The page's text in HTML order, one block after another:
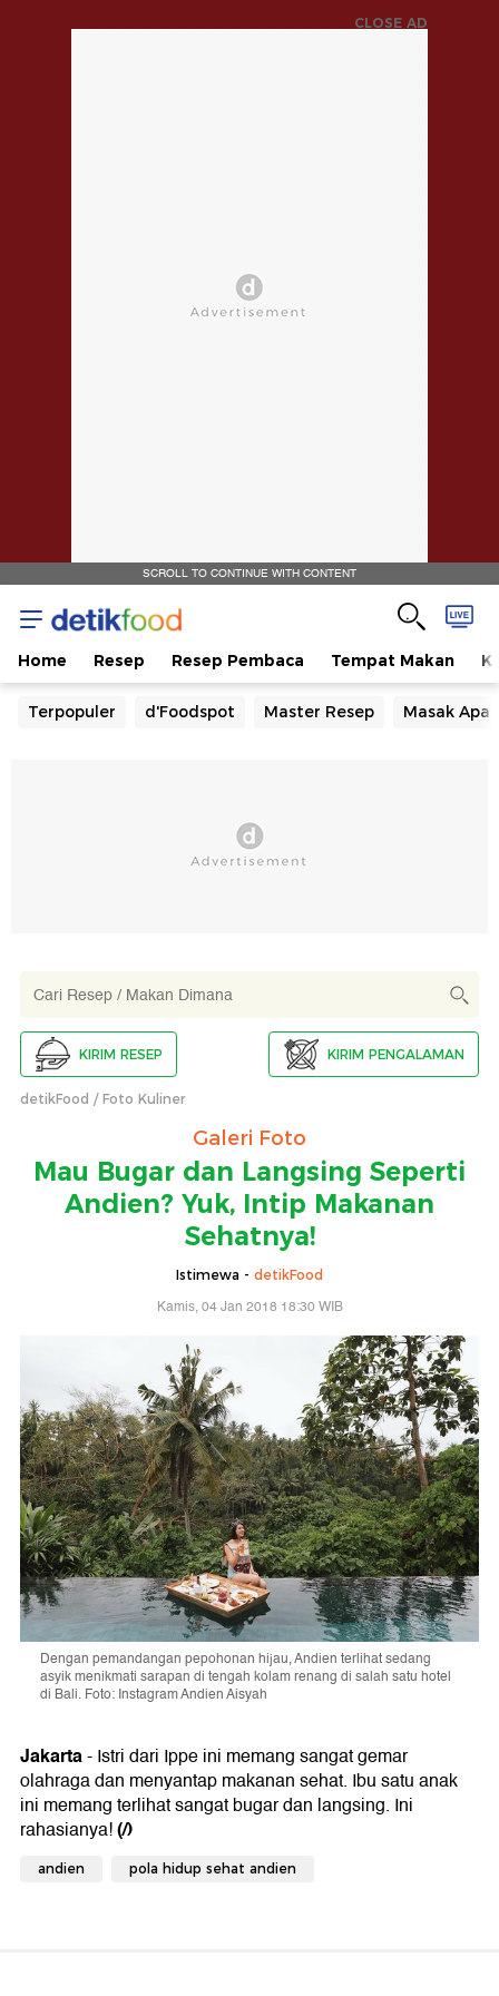
CLOSE AD
SCROLL TO CONTINUE WITH CONTENT
Home Resep Resep Pembaca Tempat Makan
Terpopuler d'Foodspot Master Resep Masak Apa
KIRIM RESEP KIRIM PENGALAMAN
detikFood Foto Kuliner
Galeri Foto
Mau Bugar dan Langsing Seperti
Andien? Yuk, Intip Makanan
Sehatnya!
Istimewa - detikFood
Kamis, 04 Jan 2018 18:30 WIB
Dengan pemandangan pepohonan hijau, Andien terlihat sedang
asyik menikmati sarapan di tengah kolam renang di salah satu hotel
di Bali. Foto: Instagram Andien Aisyah
Jakarta- Istri dari Ippe ini memang sangat gemar
olahraga dan menyantap makanan sehat. Ibu satu anak
ini memang terlihat sangat bugar dan langsing. Ini
rahasianya!(/)
andien pola hidup sehat andien